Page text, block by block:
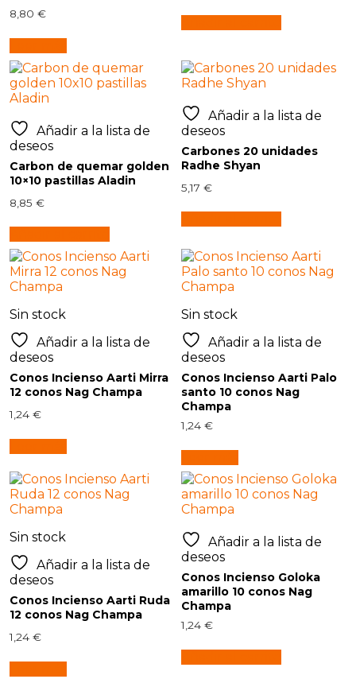
8,80€
Añadir a la lista de
deseos
Carbon de quemar golden
10×10 pastillas Aladin
8,85€
Añadir a la lista de
deseos
Carbones 20 unidades
Radhe Shyan
5,17€
Sin stock
Añadir a la lista de
deseos
Conos Incienso Aarti Mirra
12 conos Nag Champa
1,24€
Sin stock
Añadir a la lista de
deseos
Conos Incienso Aarti Palo
santo 10 conos Nag
Champa
1,24€
Sin stock
Añadir a la lista de
deseos
Conos Incienso Aarti Ruda
12 conos Nag Champa
1,24€
Añadir a la lista de
deseos
Conos Incienso Goloka
amarillo 10 conos Nag
Champa
1,24€